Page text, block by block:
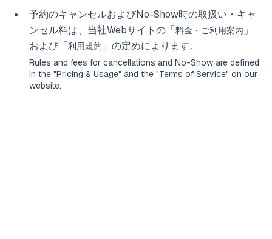
予約のキャンセルおよびNo-Show時の取扱い・キャ
ンセル料は、当社Webサイトの「料金・ご利用案内 」
および「利用規約 」の定めによります。
Rules and fees for cancellations and No-Show are defined
in the "Pricing & Usage" and the "Terms of Service" on our
website.